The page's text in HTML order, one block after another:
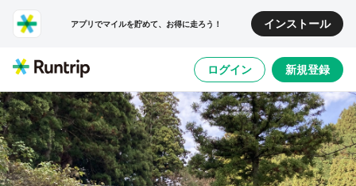
アプリでマイルを貯めて、お得に走ろう！ インストール
ログイン 新規登録